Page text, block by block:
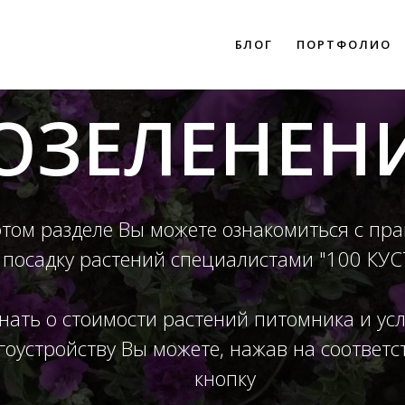
БЛОГ ПОРТФОЛИО
разделе Вы можете ознакомиться с
посадку растений специалистами "100
о стоимости растений питомника и
Вы можете, нажав на
кнопку